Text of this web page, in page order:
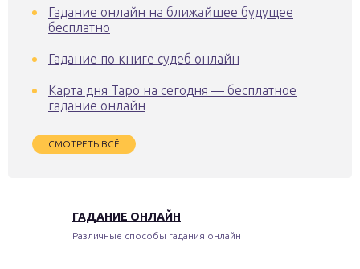
Гадание онлайн на ближайшее будущее
бесплатно
Гадание по книге судеб онлайн
Карта дня Таро на сегодня — бесплатное
гадание онлайн
СМОТРЕТЬ ВСЁ
ГАДАНИЕ ОНЛАЙН
Различные способы гадания онлайн